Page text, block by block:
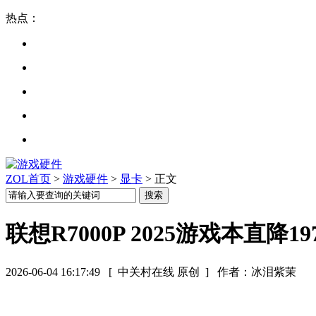
热点：
ZOL首页 > 游戏硬件 > 显卡 > 正文
联想R7000P 2025游戏本直降
2026-06-04 16:17:49 [ 中关村在线 原创 ] 作者：冰泪紫茉